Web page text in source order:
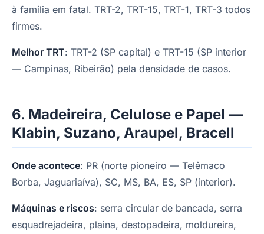
à família em fatal. TRT-2, TRT-15, TRT-1, TRT-3 todos
firmes.
Melhor TRT: TRT-2 (SP capital) e TRT-15 (SP interior
— Campinas, Ribeirão) pela densidade de casos.
6. Madeireira, Celulose e Papel —
Klabin, Suzano, Araupel, Bracell
Onde acontece: PR (norte pioneiro — Telêmaco
Borba, Jaguariaíva), SC, MS, BA, ES, SP (interior).
Máquinas e riscos: serra circular de bancada, serra
esquadrejadeira, plaina, destopadeira, moldureira,